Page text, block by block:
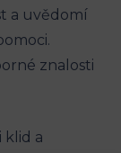
a uvědomí
znalosti
klid a